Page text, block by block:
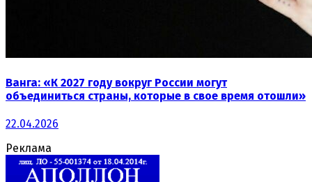
Ванга: «К 2027 году вокруг России могут
объединиться страны, которые в свое время отошли»
22.04.2026
Реклама